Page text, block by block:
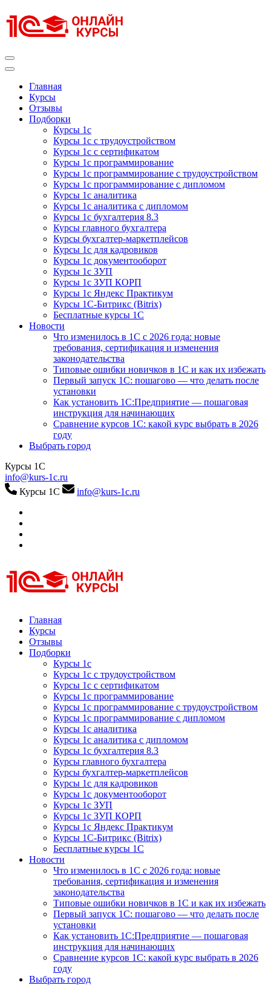
к
содержимому
Главная
Курсы
Отзывы
Подборки
Курсы 1с
Курсы 1с с трудоустройством
Курсы 1с с сертификатом
Курсы 1с программирование
Курсы 1с программирование с трудоустройством
Курсы 1с программирование с дипломом
Курсы 1с аналитика
Курсы 1с аналитика с дипломом
Курсы 1с бухгалтерия 8.3
Курсы главного бухгалтера
Курсы бухгалтер-маркетплейсов
Курсы 1с для кадровиков
Курсы 1с документооборот
Курсы 1с ЗУП
Курсы 1с ЗУП КОРП
Курсы 1с Яндекс Практикум
Курсы 1С-Битрикс (Bitrix)
Бесплатные курсы 1С
Новости
Что изменилось в 1С с 2026 года: новые
требования, сертификация и изменения
законодательства
Типовые ошибки новичков в 1С и как их избежать
Первый запуск 1С: пошагово — что делать после
установки
Как установить 1С:Предприятие — пошаговая
инструкция для начинающих
Сравнение курсов 1С: какой курс выбрать в 2026
году
Выбрать город
Курсы 1С
info@kurs-1c.ru
Курсы 1С
info@kurs-1c.ru
Курсы 1С
Курсы 1С официальная сертификация
Главная
Курсы
Отзывы
Подборки
Курсы 1с
Курсы 1с с трудоустройством
Курсы 1с с сертификатом
Курсы 1с программирование
Курсы 1с программирование с трудоустройством
Курсы 1с программирование с дипломом
Курсы 1с аналитика
Курсы 1с аналитика с дипломом
Курсы 1с бухгалтерия 8.3
Курсы главного бухгалтера
Курсы бухгалтер-маркетплейсов
Курсы 1с для кадровиков
Курсы 1с документооборот
Курсы 1с ЗУП
Курсы 1с ЗУП КОРП
Курсы 1с Яндекс Практикум
Курсы 1С-Битрикс (Bitrix)
Бесплатные курсы 1С
Новости
Что изменилось в 1С с 2026 года: новые
требования, сертификация и изменения
законодательства
Типовые ошибки новичков в 1С и как их избежать
Первый запуск 1С: пошагово — что делать после
установки
Как установить 1С:Предприятие — пошаговая
инструкция для начинающих
Сравнение курсов 1С: какой курс выбрать в 2026
году
Выбрать город